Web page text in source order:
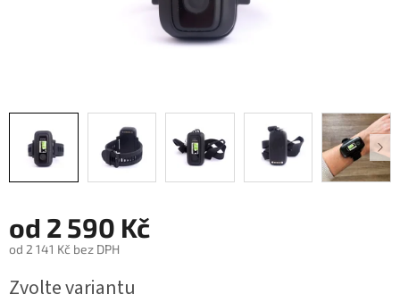
od 2 590 Kč
od 2 141 Kč bez DPH
cena:
Zvolte variantu